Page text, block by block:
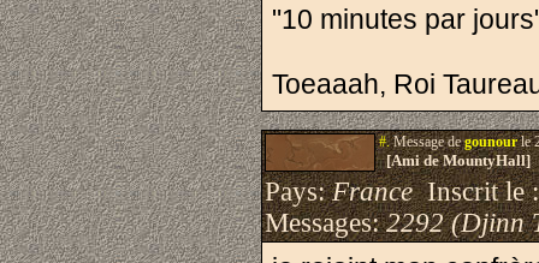
"10 minutes par
Toeaaah, Roi
#.Message degounourle
[Ami de MountyHall]
Pays:FranceInscrit le
Messages:2292 (Djinn